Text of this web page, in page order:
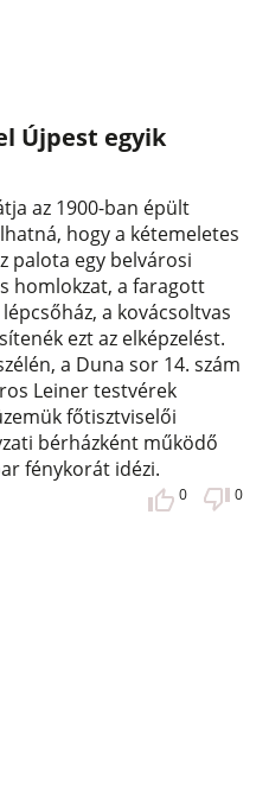
Újpest egyik
az 1900-ban épült
hogy a kétemeletes
palota egy belvárosi
homlokzat, a faragott
a kovácsoltvas
ezt az elképzelést.
a Duna sor 14. szám
Leiner testvérek
főtisztviselői
bérházként működő
fénykorát idézi.
0 0